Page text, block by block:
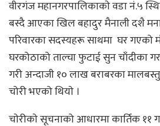
वीरगंज महानगरपालिकाकाे वडा नं.५
बस्दै आएका खिल बहादुर मैनाली दशै
परिवारका सदस्यहरू साथमा घर गएको
घरकोठाको ताल्चा फुटाई सुन चाँदीका
गरी अन्दाजी १० लाख बराबरका
चोरी भएको थियाे ।
चाेरीकाे सूचनाको आधारमा कार्तिक ११